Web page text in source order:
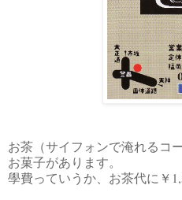
お茶（サイフォンで淹れるコ
お菓子があります。
學費っていうか、お茶代に￥